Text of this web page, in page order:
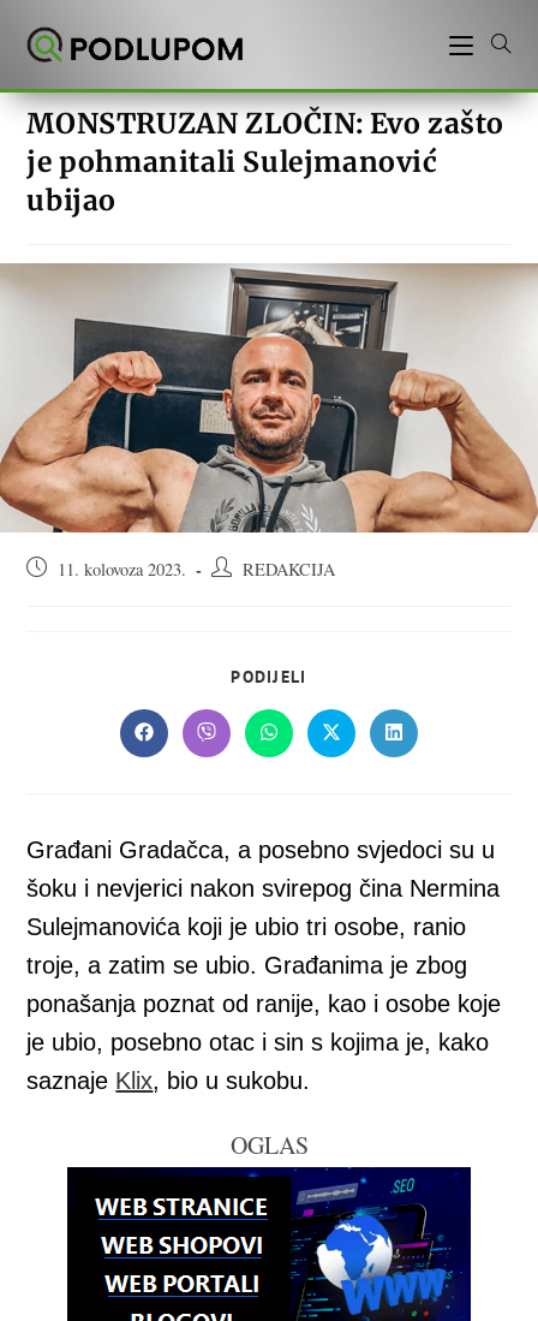
MONSTRUZAN ZLOČIN: Evo zašto
je pohmanitali Sulejmanović
ubijao
Objava11. kolovoza 2023.
AutorREDAKCIJA
PODIJELI
CONTENT
Opens
in
Opens
in
Opens
in
Opens
in
Opens
in
Građani Gradačca, a posebno svjedoci su u
šoku i nevjerici nakon svirepog čina Nermina
Sulejmanovića koji je ubio tri osobe, ranio
troje, a zatim se ubio. Građanima je zbog
ponašanja poznat od ranije, kao i osobe koje
je ubio, posebno otac i sin s kojima je, kako
saznaje Klix, bio u sukobu.
OGLAS